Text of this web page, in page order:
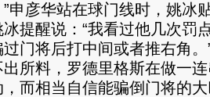
申彦华站在球门线时，姚冰
醒说：“我看过他几次罚
门将后打中间或者推右角。
料，罗德里格斯在做一连
，而相当自信能骗倒门将的